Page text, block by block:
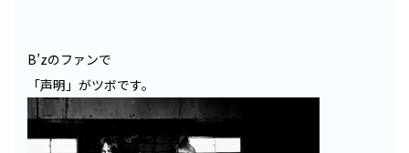
B’zのファンで
「声明」がツボです。